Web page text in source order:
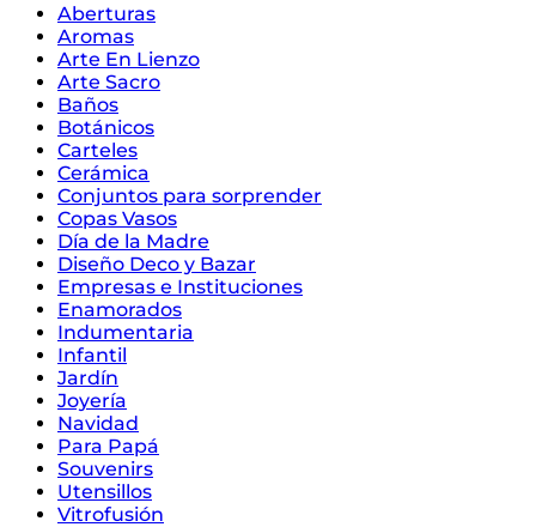
Aberturas
Aromas
Arte En Lienzo
Arte Sacro
Baños
Botánicos
Carteles
Cerámica
Conjuntos para sorprender
Copas Vasos
Día de la Madre
Diseño Deco y Bazar
Empresas e Instituciones
Enamorados
Indumentaria
Infantil
Jardín
Joyería
Navidad
Para Papá
Souvenirs
Utensillos
Vitrofusión